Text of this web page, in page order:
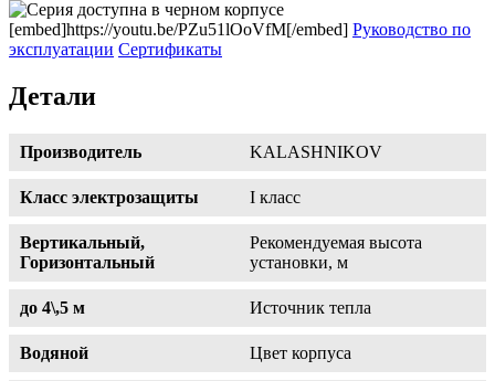
[embed]https://youtu.be/PZu51lOoVfM[/embed] Руководство по
эксплуатации Сертификаты
Детали
Производитель KALASHNIKOV
Класс электрозащиты I класс
Вертикальный,
Горизонтальный
Рекомендуемая высота
установки, м
до 4\,5 м Источник тепла
Водяной Цвет корпуса